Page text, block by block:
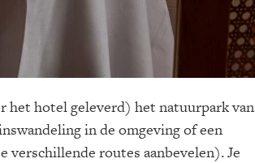
hotel geleverd) het natuurpark van
in de omgeving of een
routes aanbevelen). Je